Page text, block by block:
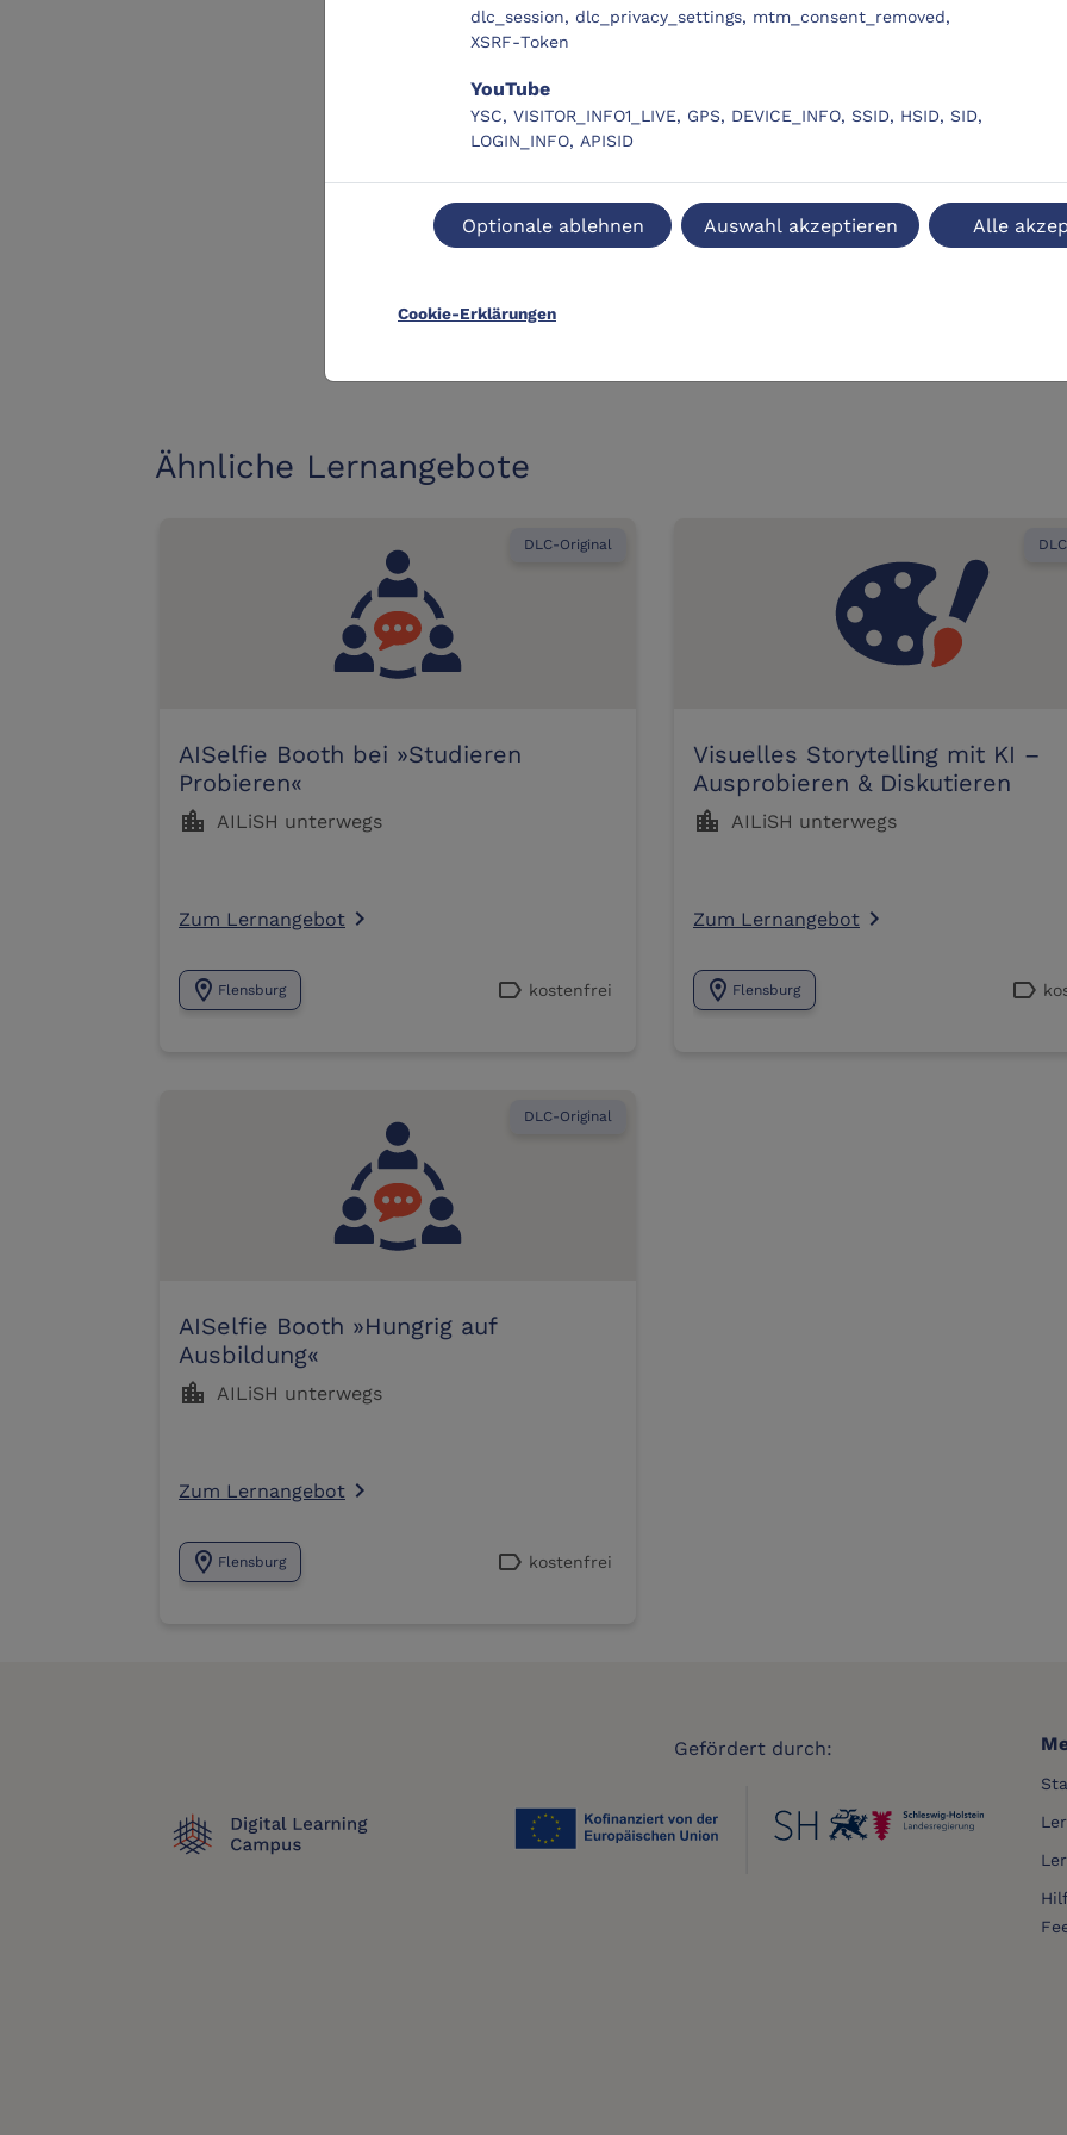
dlc_session, dlc_privacy_settings, mtm_consent_removed,
XSRF-Token
YouTube
YSC, VISITOR_INFO1_LIVE, GPS, DEVICE_INFO, SSID, HSID, SID,
LOGIN_INFO, APISID
Optionale ablehnen Auswahl akzeptieren Alle
Cookie-Erklärungen
Ähnliche Lernangebote
DLC-Original
AISelfie Booth bei »Studieren
Probieren«
location_city AILiSH unterwegs
Zum Lernangebot navigate_next
location_on Flensburg label kostenfrei
Visuelles Storytelling mit KI –
Ausprobieren & Diskutieren
location_city AILiSH unterwegs
Zum Lernangebot navigate_next
location_on Flensburg label
DLC-Original
AISelfie Booth »Hungrig auf
Ausbildung«
location_city AILiSH unterwegs
Zum Lernangebot navigate_next
location_on Flensburg label kostenfrei
Gefördert durch: